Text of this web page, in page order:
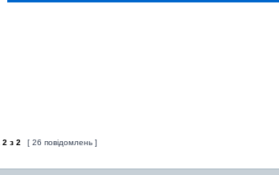
2 з 2 [ 26 повідомлень ]